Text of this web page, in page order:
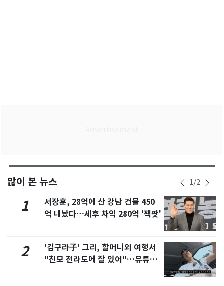
많이 본 뉴스 1/2
1
서장훈, 28억에 산 강남 건물 450
억 내놨다…세후 차익 280억 '잭팟'
2
'김구라子' 그리, 할머니외 여행서
"친모 전라도에 잘 있어"…유튜브